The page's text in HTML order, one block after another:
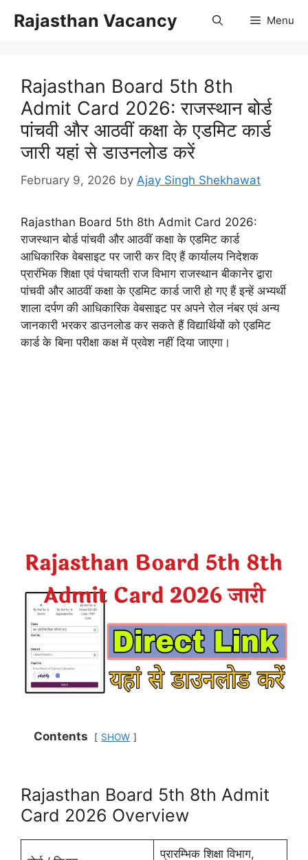
Rajasthan Vacancy Menu
Rajasthan Board 5th 8th
Admit Card 2026: राजस्थान बोर्ड
पांचवी और आठवीं कक्षा के एडमिट कार्ड
जारी यहां से डाउनलोड करें
February 9, 2026 by Ajay Singh Shekhawat
Rajasthan Board 5th 8th Admit Card 2026:
राजस्थान बोर्ड पांचवी और आठवीं कक्षा के एडमिट कार्ड
आधिकारिक वेबसाइट पर जारी कर दिए हैं कार्यालय निदेशक
प्रारंभिक शिक्षा एवं पंचायती राज विभाग राजस्थान बीकानेर द्वारा
पांचवी और आठवीं कक्षा के एडमिट कार्ड जारी हो गए हैं इन्हें अभ्यर्थी
शाला दर्पण की आधिकारिक वेबसाइट पर अपने रोल नंबर एवं अन्य
जानकारी भरकर डाउनलोड कर सकते हैं विद्यार्थियों को एडमिट
कार्ड के बिना परीक्षा कक्ष में प्रवेश नहीं दिया जाएगा।
Contents SHOW
Rajasthan Board 5th 8th Admit
Card 2026 Overview
प्रारम्भिक शिक्षा विभाग,